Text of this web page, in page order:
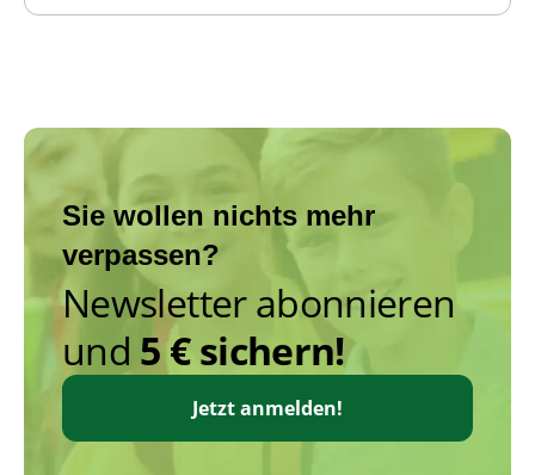
Sie wollen nichts mehr
verpassen?
Newsletter abonnieren
und 5 € sichern!
Jetzt anmelden!